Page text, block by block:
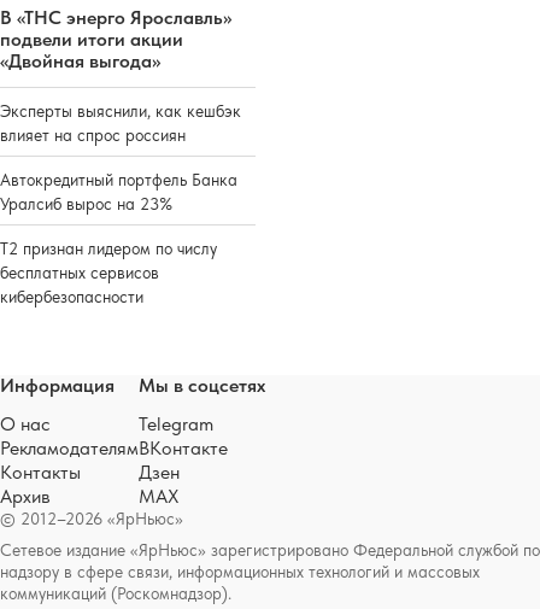
В «ТНС энерго Ярославль»
подвели итоги акции
«Двойная выгода»
Эксперты выяснили, как кешбэк
влияет на спрос россиян
Автокредитный портфель Банка
Уралсиб вырос на 23%
Т2 признан лидером по числу
бесплатных сервисов
кибербезопасности
© 2012–2026 «ЯрНьюс»
Сетевое издание «ЯрНьюс» зарегистрировано Федеральной службой по
надзору в сфере связи, информационных технологий и массовых
коммуникаций (Роскомнадзор).
Информация
О нас
Рекламодателям
Контакты
Архив
Мы в соцсетях
Telegram
ВКонтакте
Дзен
MAX